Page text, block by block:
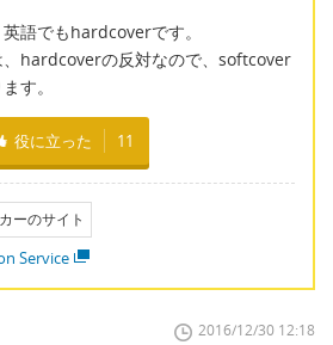
語でもhardcoverです。
、hardcoverの反対なので、softcover
す。
役に立った 11
ーのサイト
Service
2016/12/30 12:18